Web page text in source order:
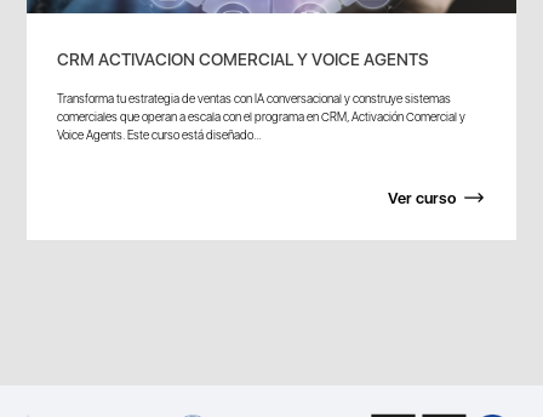
CRM ACTIVACION COMERCIAL Y VOICE AGENTS
Transforma tu estrategia de ventas con IA conversacional y construye sistemas
comerciales que operan a escala con el programa en CRM, Activación Comercial y
Voice Agents. Este curso está diseñado...
Ver curso